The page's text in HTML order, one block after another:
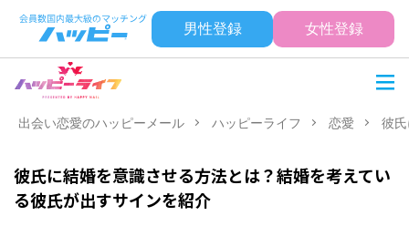
男性登録 女性登録
出会い恋愛のハッピーメール ハッピーライフ 恋愛 彼
彼氏に結婚を意識させる方法とは？結婚を考えてい
る彼氏が出すサインを紹介